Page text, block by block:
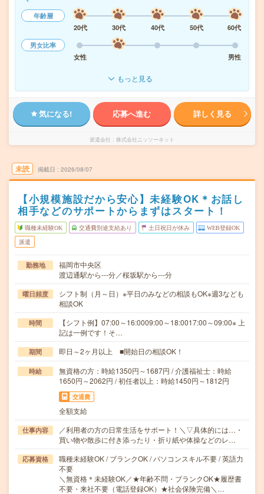
年齢層
20代
30代 40代 50代
60代
男女比率
女性
男性
もっと見る
気になる! 応募へ進む 詳しく見る
派遣会社 株式会社ニッソーネット
未読 掲載日 2026/08/07
【小規模施設だから安心】未経験OK＊お話し
相手などのサポートからまずはスタート！
職種未経験OK 交通費別途支給あり 土日祝日が休み WEB登録OK
派遣
勤務地
福岡市中央区
渡辺通駅から---分／桜坂駅から---分
曜日頻度
シフト制（月～日）※平日のみなどの相談もOK※週3なども
相談OK
時間
【シフト例】07:00～16:0009:00～18:0017:00～09:00※ 上
記は一例です！そ…
期間 即日～2ヶ月以上 ■開始日の相談OK！
時給
無資格の方：時給1350円～1687円 / 介護福祉士：時給
1650円～2062円 / 初任者以上：時給1450円～1812円
交通費
全額支給
仕事内容
／利用者の方の日常生活をサポート！＼▽具体的には…・
買い物や散歩に付き添ったり・折り紙や体操などのレ…
応募資格
職種未経験OK / ブランクOK / パソコンスキル不要 / 英語力
不要
＼無資格＊未経験OK／★年齢不問・ブランクOK★履歴書
不要・来社不要（電話登録OK）★社会保険完備＼…